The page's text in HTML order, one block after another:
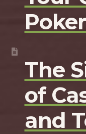
The
of
and